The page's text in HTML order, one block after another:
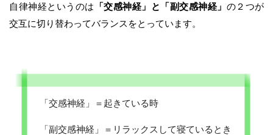
自律神経というのは 「交感神経」と「副交感神経」 の２つが
交互に切り替わってバランスをとっています。
「交感神経」＝起きている時
「副交感神経」＝リラックスして寝ているとき